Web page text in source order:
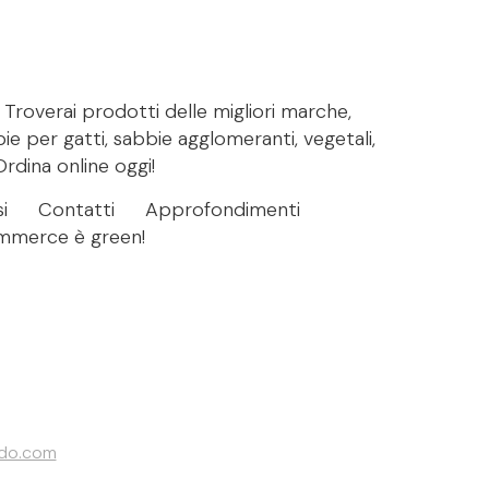
prodotti delle migliori marche,
per gatti, sabbie agglomeranti, vegetali,
online oggi!
Contatti
Approfondimenti
è green!